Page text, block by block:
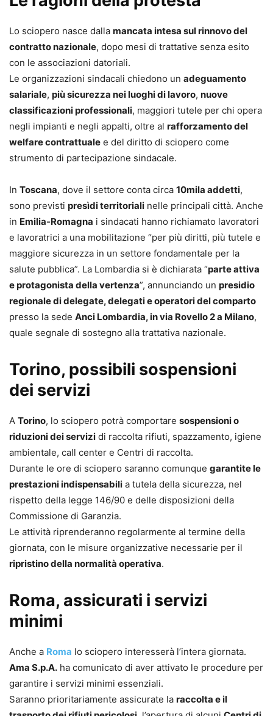
Lo sciopero nasce dalla mancata intesa sul rinnovo del
contratto nazionale, dopo mesi di trattative senza esito
con le associazioni datoriali.
Le organizzazioni sindacali chiedono un adeguamento
salariale, più sicurezza nei luoghi di lavoro, nuove
classificazioni professionali, maggiori tutele per chi opera
negli impianti e negli appalti, oltre al rafforzamento del
welfare contrattuale e del diritto di sciopero come
strumento di partecipazione sindacale.
In Toscana, dove il settore conta circa 10mila addetti,
sono previsti presìdi territoriali nelle principali città. Anche
in Emilia-Romagna i sindacati hanno richiamato lavoratori
e lavoratrici a una mobilitazione “per più diritti, più tutele e
maggiore sicurezza in un settore fondamentale per la
salute pubblica”. La Lombardia si è dichiarata “parte attiva
e protagonista della vertenza”, annunciando un presidio
regionale di delegate, delegati e operatori del comparto
presso la sede Anci Lombardia, in via Rovello 2 a Milano,
quale segnale di sostegno alla trattativa nazionale.
Torino, possibili sospensioni
dei servizi
A Torino, lo sciopero potrà comportare sospensioni o
riduzioni dei servizi di raccolta rifiuti, spazzamento, igiene
ambientale, call center e Centri di raccolta.
Durante le ore di sciopero saranno comunque garantite le
prestazioni indispensabili a tutela della sicurezza, nel
rispetto della legge 146/90 e delle disposizioni della
Commissione di Garanzia.
Le attività riprenderanno regolarmente al termine della
giornata, con le misure organizzative necessarie per il
ripristino della normalità operativa.
Roma, assicurati i servizi
minimi
Anche a Roma lo sciopero interesserà l’intera giornata.
Ama S.p.A. ha comunicato di aver attivato le procedure per
garantire i servizi minimi essenziali.
Saranno prioritariamente assicurate la raccolta e il